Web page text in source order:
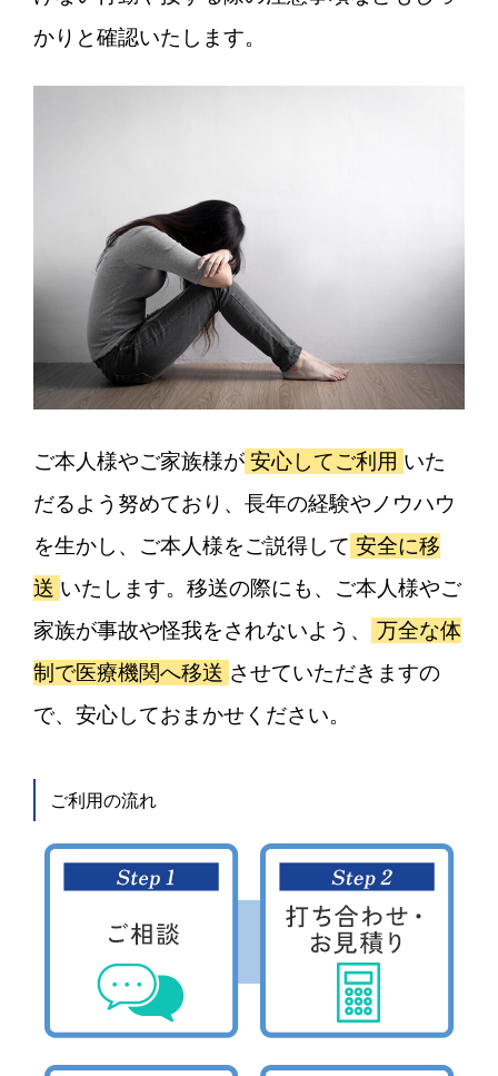
かりと確認いたします。
ご本人様やご家族様が 安心してご利用 いた
だるよう努めており、長年の経験やノウハウ
を生かし、ご本人様をご説得して 安全に移
送 いたします。移送の際にも、ご本人様やご
家族が事故や怪我をされないよう、
万全な体
制で医療機関へ移送 させていただきますの
で、安心しておまかせください。
ご利用の流れ